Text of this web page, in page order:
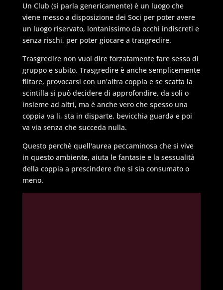
Un Club (si parla genericamente) è un luogo che
viene messo a disposizione dei Soci per poter avere
un luogo riservato, lontanissimo da occhi indiscreti e
senza rischi, per poter giocare a trasgredire.
Trasgredire non vuol dire forzatamente fare sesso di
gruppo e subito. Trasgredire è anche semplicemente
flitare, provocarsi con un'altra coppia e se scatta la
scintilla si può decidere di approfondire, da soli o
insieme ad altri, ma è anche vero che spesso una
coppia va li, sta in disparte, bevicchia guarda e poi
va via senza che succeda nulla.
Questo perchè quell'aurea peccaminosa che si vive
in questo ambiente, aiuta le fantasie e la sessualità
della coppia a prescindere che si sia consumato o
meno.